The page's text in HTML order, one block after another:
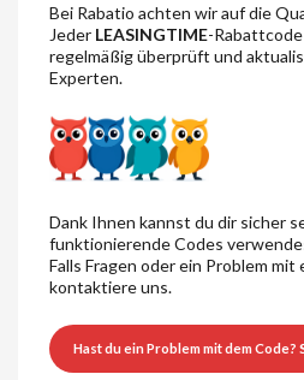
Bei Rabatio achten wir auf die
Jeder LEASINGTIME-
regelmäßig überprüft und
Experten.
Dank Ihnen kannst du dir sicher
funktionierende Codes
Falls Fragen oder ein Problem
kontaktiere uns.
Hast du ein Problem mit dem Code?